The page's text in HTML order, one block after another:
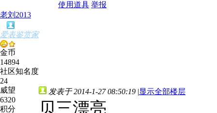
使用道具 举报
老刘2013
爱表鉴赏家
金币
14894
社区知名度
24
威望
6320
积分
发表于 2014-1-27 08:50:19 |显示全部楼层
贝三漂亮